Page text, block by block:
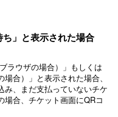
」と表示された場合
ラウザの場合）」もしくは
合）」と表示された場合、
み、まだ支払っていないチケ
場合、チケット画面にQRコ